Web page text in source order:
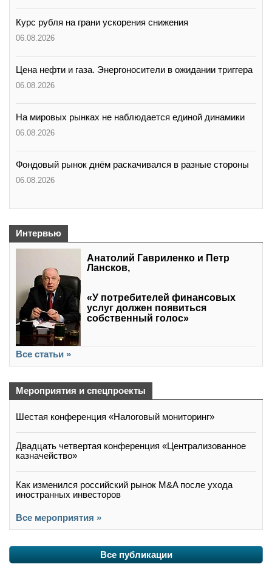
Курс рубля на грани ускорения снижения
06.08.2026
Цена нефти и газа. Энергоносители в ожидании триггера
06.08.2026
На мировых рынках не наблюдается единой динамики
06.08.2026
Фондовый рынок днём раскачивался в разные стороны
06.08.2026
Интервью
Анатолий Гавриленко и Петр
Лансков,
«У потребителей финансовых
услуг должен появиться
собственный голос»
Все статьи »
Мероприятия и спецпроекты
Шестая конференция «Налоговый мониторинг»
Двадцать четвертая конференция «Централизованное
казначейство»
Как изменился российский рынок M&A после ухода
иностранных инвесторов
Все мероприятия »
Все публикации